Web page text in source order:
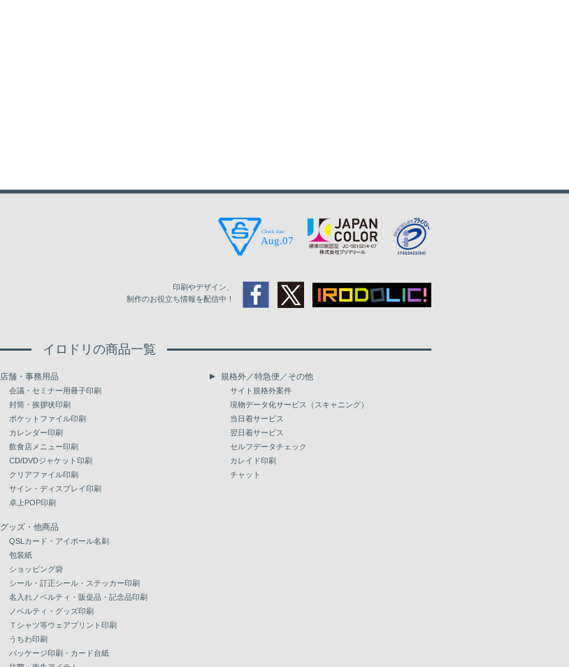
印刷やデザイン、
制作のお役立ち情報を配信中！
イロドリの商品一覧
店舗・事務用品
会議・セミナー用冊子印刷
封筒・挨拶状印刷
ポケットファイル印刷
カレンダー印刷
飲食店メニュー印刷
CD/DVDジャケット印刷
クリアファイル印刷
サイン・ディスプレイ印刷
卓上POP印刷
グッズ・他商品
QSLカード・アイボール名刺
包装紙
ショッピング袋
シール・訂正シール・ステッカー印刷
名入れノベルティ・販促品・記念品印刷
ノベルティ・グッズ印刷
Ｔシャツ等ウェアプリント印刷
うちわ印刷
パッケージ印刷・カード台紙
規格外／特急便／その他
サイト規格外案件
現物データ化サービス（スキャニング）
当日着サービス
翌日着サービス
セルフデータチェック
カレイド印刷
チャット